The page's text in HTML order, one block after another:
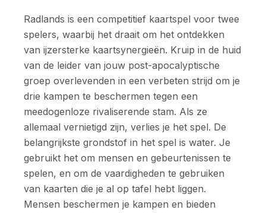
Radlands is een competitief kaartspel voor twee
spelers, waarbij het draait om het ontdekken
van ijzersterke kaartsynergieën. Kruip in de huid
van de leider van jouw post-apocalyptische
groep overlevenden in een verbeten strijd om je
drie kampen te beschermen tegen een
meedogenloze rivaliserende stam. Als ze
allemaal vernietigd zijn, verlies je het spel. De
belangrijkste grondstof in het spel is water. Je
gebruikt het om mensen en gebeurtenissen te
spelen, en om de vaardigheden te gebruiken
van kaarten die je al op tafel hebt liggen.
Mensen beschermen je kampen en bieden